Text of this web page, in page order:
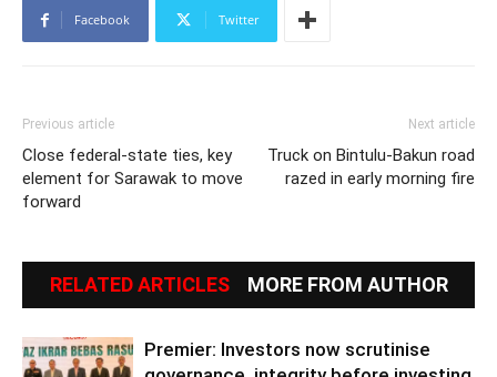
Facebook Twitter
Previous article
Close federal-state ties, key
element for Sarawak to move
forward
Next article
Truck on Bintulu-Bakun road
razed in early morning fire
RELATED ARTICLES MORE FROM AUTHOR
Premier: Investors now scrutinise